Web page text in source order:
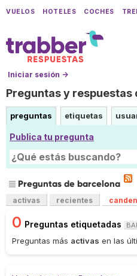
VUELOS HOTELES COCHES
Iniciar sesión →
Preguntas y respuestas
preguntas etiquetas
Publica tu pregunta
Preguntas de barcelona
activas recientes
0 Preguntas etiquetadas
Preguntas más activas en las